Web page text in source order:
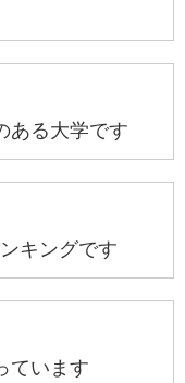
ある大学です
キングです
ています